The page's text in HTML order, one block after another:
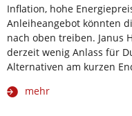
Inflation, hohe
Anleiheangebot könnten
nach oben treiben. Janus
derzeit wenig Anlass für
Alternativen am kurzen
mehr